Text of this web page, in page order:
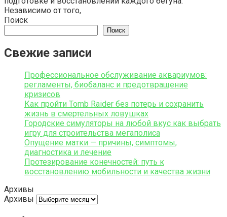
Независимо от того,
Поиск
Поиск
Свежие записи
Профессиональное обслуживание аквариумов:
регламенты, биобаланс и предотвращение
кризисов
Как пройти Tomb Raider без потерь и сохранить
жизнь в смертельных ловушках
Городские симуляторы на любой вкус как выбрать
игру для строительства мегаполиса
Опущение матки — причины, симптомы,
диагностика и лечение
Протезирование конечностей: путь к
восстановлению мобильности и качества жизни
Архивы
Архивы